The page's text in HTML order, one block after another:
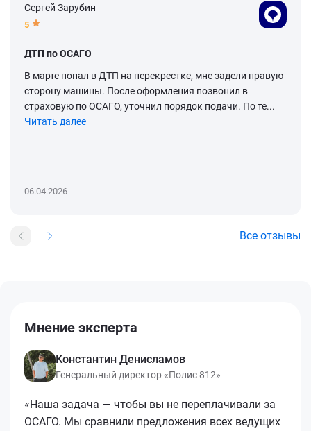
Сергей Зарубин
5
ДТП по ОСАГО
В марте попал в ДТП на перекрестке, мне задели правую
сторону машины. После оформления позвонил в
страховую по ОСАГО, уточнил порядок подачи. По те...
Читать далее
06.04.2026
Все отзывы
Мнение эксперта
Константин Денисламов
Генеральный директор «Полис 812»
«Наша задача — чтобы вы не переплачивали за
ОСАГО. Мы сравнили предложения всех ведущих